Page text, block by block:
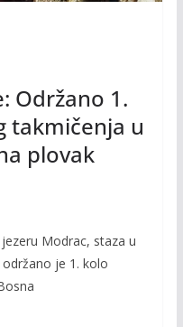
Održano 1.
takmičenja u
plovak
Modrac, staza u
je 1. kolo